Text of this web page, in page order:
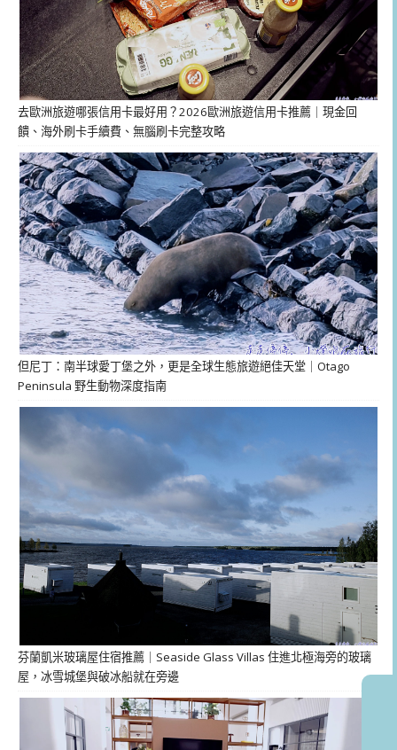
去歐洲旅遊哪張信用卡最好用？2026歐洲旅遊信用卡推薦｜現金回
饋、海外刷卡手續費、無腦刷卡完整攻略
但尼丁：南半球愛丁堡之外，更是全球生態旅遊絕佳天堂｜Otago
Peninsula 野生動物深度指南
芬蘭凱米玻璃屋住宿推薦｜Seaside Glass Villas 住進北極海旁的玻璃
屋，冰雪城堡與破冰船就在旁邊